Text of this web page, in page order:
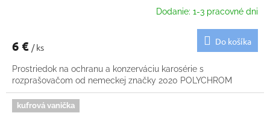
Dodanie: 1-3 pracovné dni
6 € / ks
Do košíka
Prostriedok na ochranu a konzerváciu karosérie s
rozprašovačom od nemeckej značky 2020 POLYCHROM
kufrová vanička